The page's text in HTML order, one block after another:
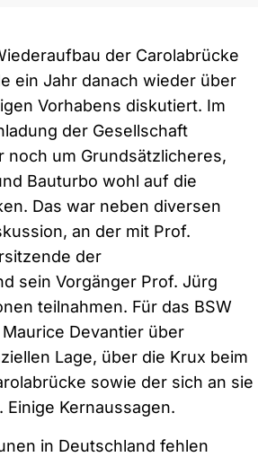
der Carolabrücke
ein Jahr danach wieder über
Vorhabens diskutiert. Im
der Gesellschaft
noch um Grundsätzlicheres,
Bauturbo wohl auf die
Das war neben diversen
an der mit Prof.
der
sein Vorgänger Prof. Jürg
teilnahmen. Für das BSW
Devantier über
Lage, über die Krux beim
sowie der sich an sie
Kernaussagen.
in Deutschland fehlen